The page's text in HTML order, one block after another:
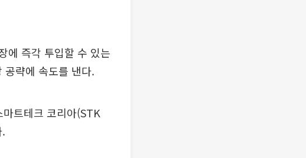
에 즉각 투입할 수 있는
공략에 속도를 낸다.
트테크 코리아(STK